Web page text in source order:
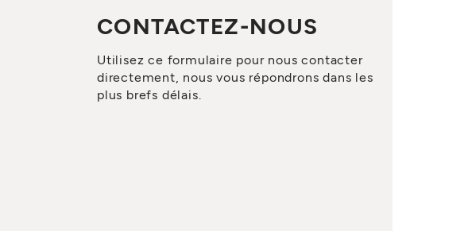
CONTACTEZ-NOUS
Utilisez ce formulaire pour nous contacter
directement, nous vous répondrons dans les
plus brefs délais.